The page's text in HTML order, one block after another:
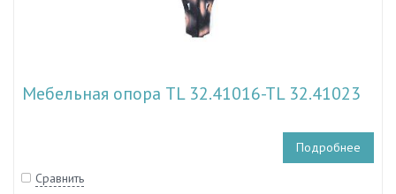
Мебельная опора TL 32.41016-TL 32.41023
Подробнее
Сравнить